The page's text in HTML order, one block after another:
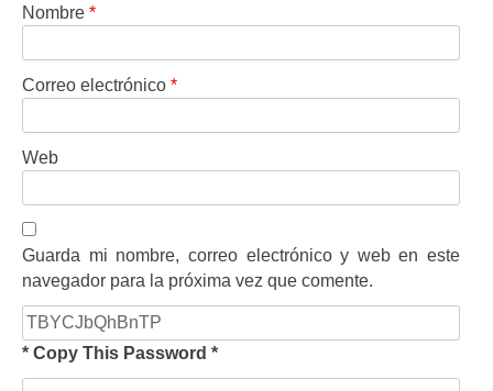
Nombre *
Correo electrónico *
Web
Guarda mi nombre, correo electrónico y web en este
navegador para la próxima vez que comente.
* Copy This Password *